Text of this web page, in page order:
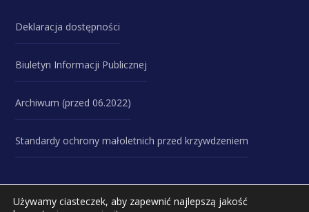
Deklaracja dostępności
Biuletyn Informacji Publicznej
Archiwum (przed 06.2022)
Standardy ochrony małoletnich przed krzywdzeniem
Używamy ciasteczek, aby zapewnić najlepszą jakość